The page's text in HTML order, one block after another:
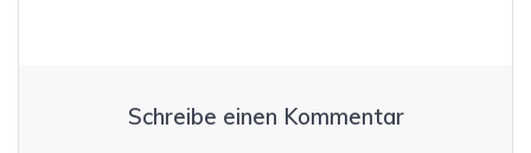
Schreibe einen Kommentar